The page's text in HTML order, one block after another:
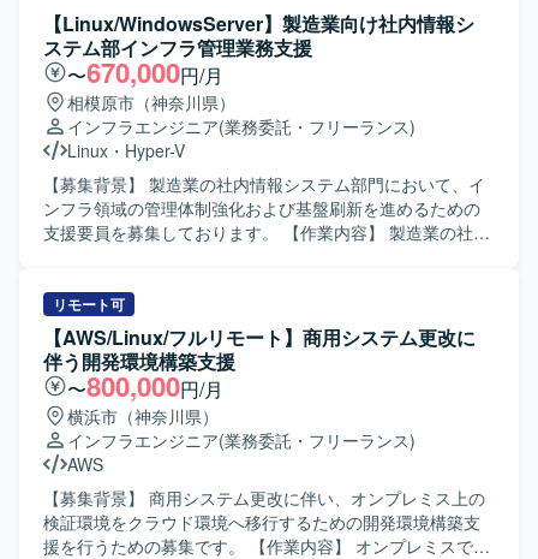
たします。 【ポジションの魅力】 ストレージ更改からサー
バ、ミドルウェア、データベースまでを含む大規模なイン
フラ更改プロジェクトに参画して頂けます。設計変更から
試験、移行実施まで一通りの工程を経験できるため、イン
フラエンジニアとしてのスキルセットを広く深く強化して
頂ける環境です。将来的なリーダーや上流工程へのステッ
プアップを目指す方にも、実務を通じて経験を積める案件
となっております。 【開発環境】 Linuxベースのサーバ環
境上で、ストレージおよびクラスタミドルウェア、Oracle
データベースを組み合わせたインフラ基盤を扱って頂きま
て頂きます。
業、適用後の動作確認を実施していただきます。 Linuxサー
バを中心とした基盤運用保守業務全般（定常オペレーショ
ン、障害一次対応、ログ確認など）を担当していただきま
す。 関係部署と連携し、脆弱性対応に関する調整や報告資
料の作成を行っていただきます。 【求める人物像】 セキュ
リティやインフラ領域への関心が高く、自ら情報収集しな
がら主体的に行動できる方を求めています。 チームメンバ
ーや関係者と協調し、報連相を意識してコミュニケーショ
ンを取れる方を歓迎いたします。 ドキュメントを整理しな
がら、着実に業務を進めていける方にマッチする環境で
むことができます。 脆弱性対応を通じて最新のセキュリテ
ィ動向に触れながら、インフラエンジニアとしての専門性
を高めていただけます。 運用保守だけでなく、改善提案や
運用標準化にも関わることで、キャリアの幅を広げること
ができます。 【開発環境】 Linuxを中心とした金融系基盤
環境上での運用保守および脆弱性対応を行っていただきま
す。
【Linux/WindowsServer】製造業向け社内情報シ
ステム部インフラ管理業務支援
〜670,000円/月
相模原市（神奈川県）
インフラエンジニア(業務委託・フリーランス)
Linux ・ Hyper-V
【募集背景】 製造業の社内情報システム部門において、イ
ンフラ領域の管理体制強化および基盤刷新を進めるための
支援要員を募集しております。 【作業内容】 製造業の社内
業務に携わっていただきます。 運用・保守に関する管理業
務を行っていただきます。 Windows/Linuxサーバの構築お
よび保守を行っていただきます。 無線LAN、WAN、VPNな
どを含むネットワークの構築および保守をご対応いただき
ます。 L2/L3、VLAN、冗長化、工場LANなどのネットワー
ク設計をご担当いただきます。 VMware/Hyper-Vを用いた
仮想基盤の設計構築を行っていただきます。 Active
DirectoryやAzure ADなどの認証基盤設計をご担当いただき
ます。 DNS/DHCP/ファイルサーバなどの基盤システム刷新
に携わっていただきます。 ファイアウォール、アクセス制
御、脆弱性対応などのセキュリティ対策の維持・強化を行
リモート可
【AWS/Linux/フルリモート】商用システム更改に
伴う開発環境構築支援
〜800,000円/月
横浜市（神奈川県）
インフラエンジニア(業務委託・フリーランス)
AWS
【募集背景】 商用システム更改に伴い、オンプレミス上の
検証環境をクラウド環境へ移行するための開発環境構築支
援を行うための募集です。 【作業内容】 オンプレミスで構